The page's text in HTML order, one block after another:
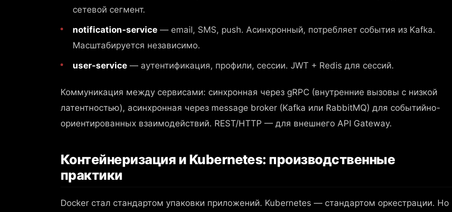
сетевой сегмент.
notification-service — email, SMS, push. Асинхронный, потребляет события из Kafka.
Масштабируется независимо.
user-service — аутентификация, профили, сессии. JWT + Redis для сессий.
Коммуникация между сервисами: синхронная через gRPC (внутренние вызовы с низкой
латентностью), асинхронная через message broker (Kafka или RabbitMQ) для событийно-
ориентированных взаимодействий. REST/HTTP — для внешнего API Gateway.
Контейнеризация и Kubernetes: производственные
практики
Docker стал стандартом упаковки приложений. Kubernetes — стандартом оркестрации. Но